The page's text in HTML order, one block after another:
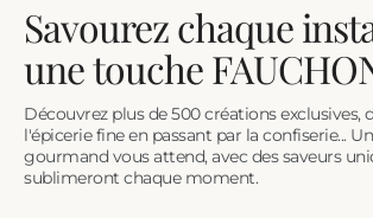
Savourez chaque
une touche
Découvrez plus de 500 créations exclusives,
l'épicerie fine en passant par la confiserie...
gourmand vous attend, avec des saveurs
sublimeront chaque moment.